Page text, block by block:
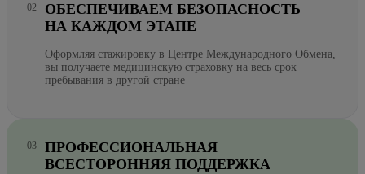
ОБЕСПЕЧИВАЕМ БЕЗОПАСНОСТЬ
НА КАЖДОМ ЭТАПЕ
Оформляя стажировку в Центре Международного Обмена,
вы получаете медицинскую страховку на весь срок
пребывания в другой стране
ПРОФЕССИОНАЛЬНАЯ
ВСЕСТОРОННЯЯ ПОДДЕРЖКА